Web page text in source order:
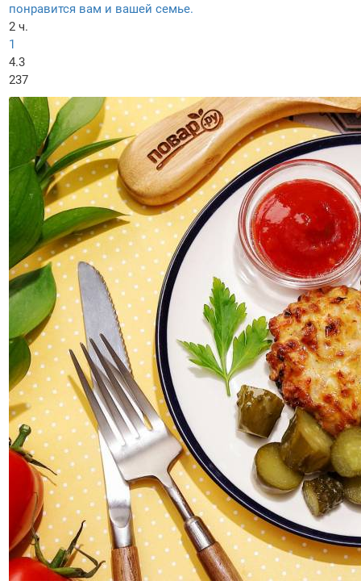
понравится вам и вашей семье.
2 ч.
1
4.3
237